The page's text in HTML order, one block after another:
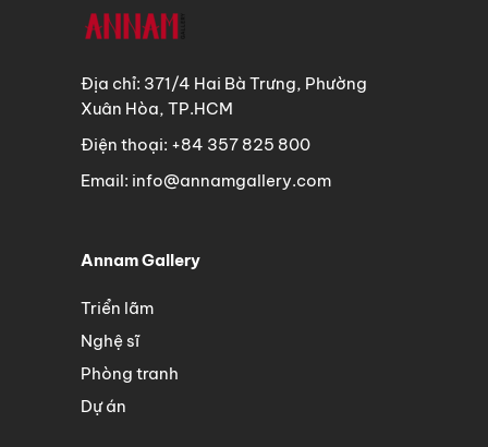
Địa chỉ: 371/4 Hai Bà Trưng, Phường
Xuân Hòa, TP.HCM
Điện thoại: +84 357 825 800
Email: info@annamgallery.com
Annam Gallery
Triển lãm
Nghệ sĩ
Phòng tranh
Dự án